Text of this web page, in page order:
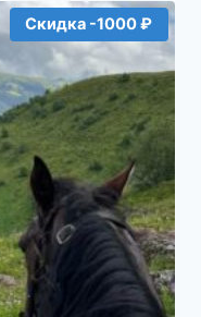
Скидка -1000 ₽